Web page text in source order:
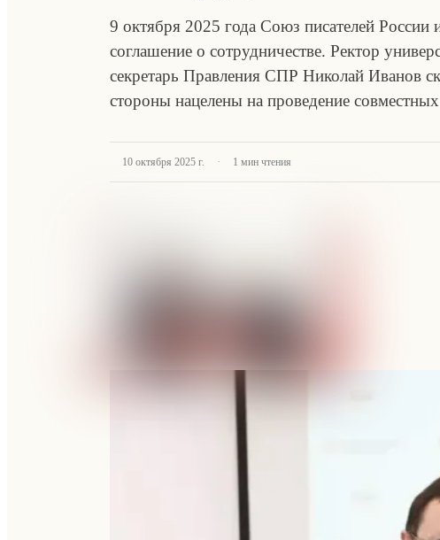
9 октября 2025 года Союз писателей России
соглашение о сотрудничестве. Ректор
секретарь Правления СПР Николай Иванов
стороны нацелены на проведение
10 октября 2025 г. · 1 мин чтения